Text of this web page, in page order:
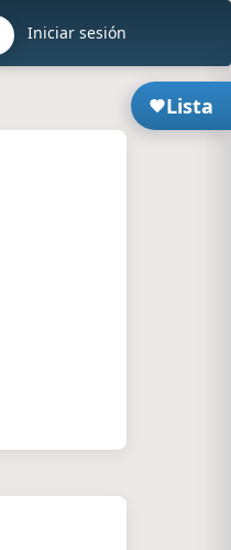
Iniciar sesión
Lista